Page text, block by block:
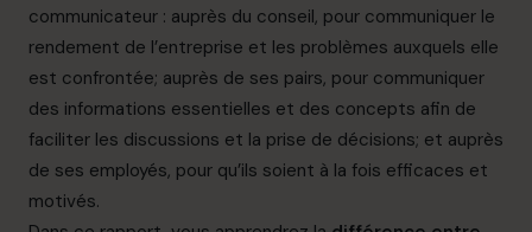
communicateur : auprès du conseil, pour communiquer le
rendement de l’entreprise et les problèmes auxquels elle
est confrontée; auprès de ses pairs, pour communiquer
des informations essentielles et des concepts afin de
faciliter les discussions et la prise de décisions; et auprès
de ses employés, pour qu’ils soient à la fois efficaces et
motivés.